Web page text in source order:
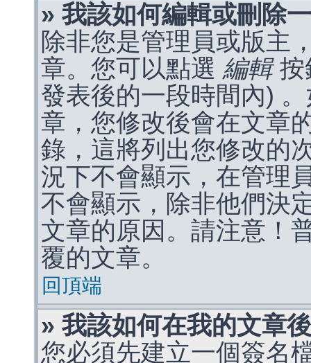
» 我該如何編輯或刪除
除非您是管理員或版主
章。您可以點選 編輯按
發表後的一段時間內)
章，您修改後會在文章
錄，這將列出您修改的
況下不會顯示，在管理
不會顯示，除非他們決
文章的原因。請注意！
覆的文章。
回頂端
» 我該如何在我的文章
您必須先建立一個簽名